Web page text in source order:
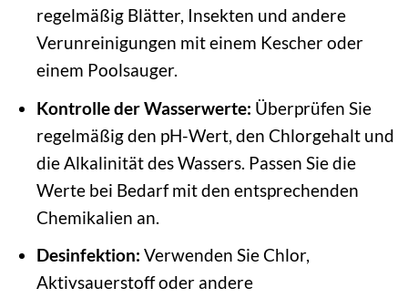
regelmäßig Blätter, Insekten und andere
Verunreinigungen mit einem Kescher oder
einem Poolsauger.
Kontrolle der Wasserwerte: Überprüfen Sie
regelmäßig den pH-Wert, den Chlorgehalt und
die Alkalinität des Wassers. Passen Sie die
Werte bei Bedarf mit den entsprechenden
Chemikalien an.
Desinfektion: Verwenden Sie Chlor,
Aktivsauerstoff oder andere